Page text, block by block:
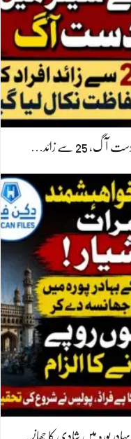
25 سے زائد…
پورہ میں شادی کا جھانسہ